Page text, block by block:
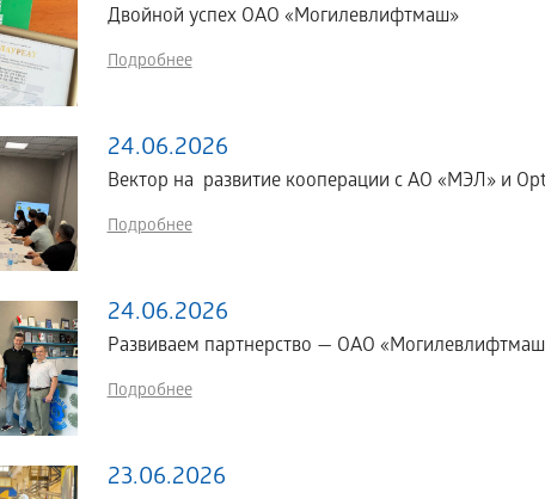
Двойной успех ОАО «Могилевлифтмаш»
Подробнее
24.06.2026
Вектор на развитие кооперации с АО «МЭЛ» и
Подробнее
24.06.2026
Развиваем партнерство — ОАО
Подробнее
23.06.2026